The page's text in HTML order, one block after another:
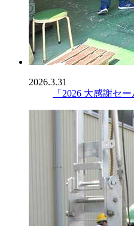
2026.3.31
「2026 大感謝セ